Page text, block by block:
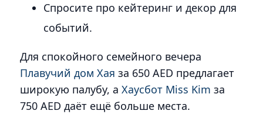
Спросите про кейтеринг и декор для
событий.
Для спокойного семейного вечера
Плавучий дом Хая за 650 AED предлагает
широкую палубу, а Хаусбот Miss Kim за
750 AED даёт ещё больше места.